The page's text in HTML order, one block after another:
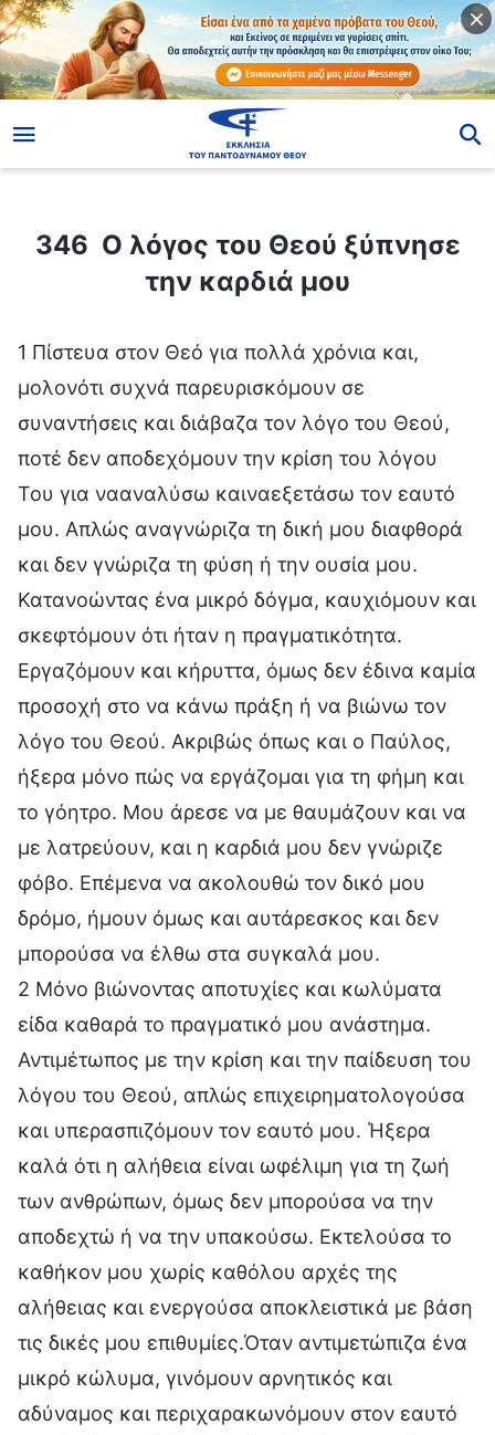
346 Ο λόγoς του Θεού ξύπνησε την καρδιά μου
346 Ο λόγoς του Θεού ξύπνησε
την καρδιά μου
1 Πίστευα στον Θεό για πολλά χρόνια και,
μολονότι συχνά παρευρισκόμουν σε
συναντήσεις και διάβαζα τον λόγο του Θεού,
ποτέ δεν αποδεχόμουν την κρίση του λόγου
Του για νααναλύσω καιναεξετάσω τον εαυτό
μου. Απλώς αναγνώριζα τη δική μου διαφθορά
και δεν γνώριζα τη φύση ή την ουσία μου.
Κατανοώντας ένα μικρό δόγμα, καυχιόμουν και
σκεφτόμουν ότι ήταν η πραγματικότητα.
Εργαζόμουν και κήρυττα, όμως δεν έδινα καμία
προσοχή στο να κάνω πράξη ή να βιώνω τον
λόγο του Θεού. Ακριβώς όπως και ο Παύλος,
ήξερα μόνο πώς να εργάζομαι για τη φήμη και
το γόητρο. Μου άρεσε να με θαυμάζουν και να
με λατρεύουν, και η καρδιά μου δεν γνώριζε
φόβο. Επέμενα να ακολουθώ τον δικό μου
δρόμο, ήμουν όμως και αυτάρεσκος και δεν
μπορούσα να έλθω στα συγκαλά μου.
2 Μόνο βιώνοντας αποτυχίες και κωλύματα
είδα καθαρά το πραγματικό μου ανάστημα.
Αντιμέτωπος με την κρίση και την παίδευση του
λόγου του Θεού, απλώς επιχειρηματολογούσα
και υπερασπιζόμουν τον εαυτό μου. Ήξερα
καλά ότι η αλήθεια είναι ωφέλιμη για τη ζωή
των ανθρώπων, όμως δεν μπορούσα να την
αποδεχτώ ή να την υπακούσω. Εκτελούσα το
καθήκον μου χωρίς καθόλου αρχές της
αλήθειας και ενεργούσα αποκλειστικά με βάση
τις δικές μου επιθυμίες.Όταν αντιμετώπιζα ένα
μικρό κώλυμα, γινόμουν αρνητικός και
αδύναμος και περιχαρακωνόμουν στον εαυτό